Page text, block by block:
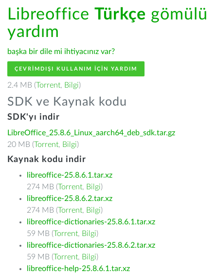
Libreoffice Türkçe gömülü
yardım
başka bir dile mi ihtiyacınız var?
ÇEVRIMDIŞI KULLANIM IÇIN YARDIM
2.4 MB (Torrent, Bilgi)
SDK ve Kaynak kodu
SDK'yı indir
LibreOffice_25.8.6_Linux_aarch64_deb_sdk.tar.gz
20 MB (Torrent, Bilgi)
Kaynak kodu indir
libreoffice-25.8.6.1.tar.xz
274 MB (Torrent, Bilgi)
libreoffice-25.8.6.2.tar.xz
274 MB (Torrent, Bilgi)
libreoffice-dictionaries-25.8.6.1.tar.xz
59 MB (Torrent, Bilgi)
libreoffice-dictionaries-25.8.6.2.tar.xz
59 MB (Torrent, Bilgi)
libreoffice-help-25.8.6.1.tar.xz